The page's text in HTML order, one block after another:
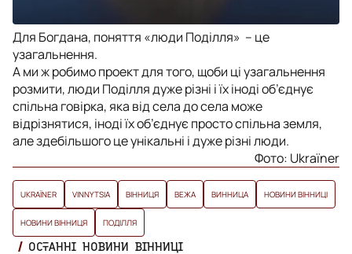
Для Богдана, поняття «люди Поділля» – це
узагальнення.
А ми ж робимо проект для того, щоби ці узагальнення
розмити, люди Поділля дуже різні і їх іноді об’єднує
спільна говірка, яка від села до села може
відрізнятися, іноді їх об’єднує просто спільна земля,
але здебільшого це унікальні і дуже різні люди.
Фото: Ukraїner
UKRAЇNER VINNYTSIA ВІННИЦЯ ВЕЖА ВИННИЦА НОВИНИ ВІННИЦІ
НОВИНИ ВІННИЦЯ ПОДІЛЛЯ
ОСТАННІ НОВИНИ ВІННИЦІ